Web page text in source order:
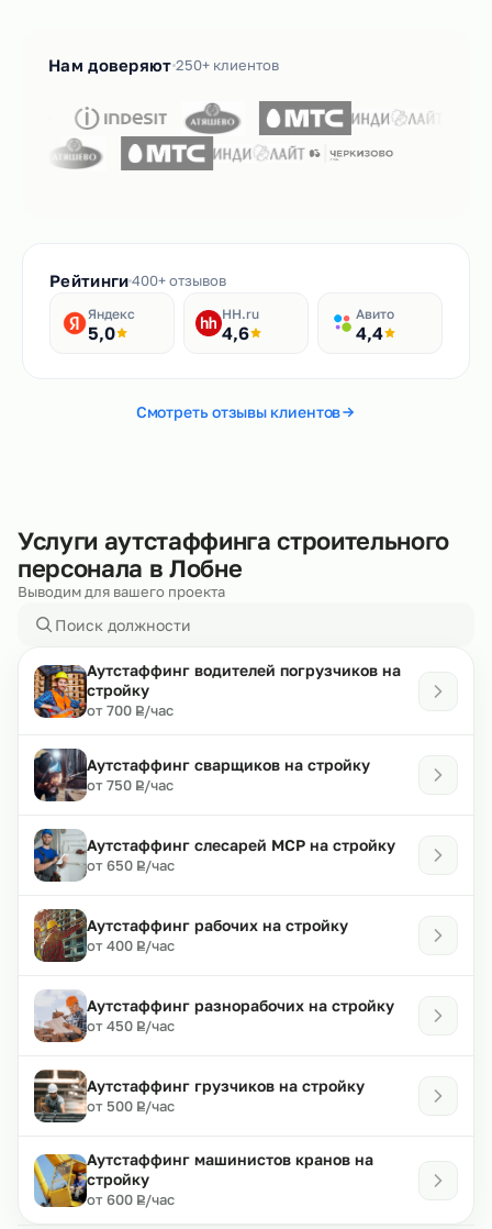
Нам доверяют 250+ клиентов
Рейтинги400+ отзывов
Яндекс
5,0
HH.ru
4,6
Авито
4,4
Смотреть отзывы клиентов
Услуги аутстаффинга строительного
персонала в Лобне
Выводим для вашего проекта
Аутстаффинг водителей погрузчиков на
стройку
от 700 ₽
Р/час
Аутстаффинг сварщиков на стройку
от 750 ₽
Р/час
Аутстаффинг слесарей МСР на стройку
от 650 ₽
Р/час
Аутстаффинг рабочих на стройку
от 400 ₽
Р/час
Аутстаффинг разнорабочих на стройку
от 450 ₽
Р/час
Аутстаффинг грузчиков на стройку
от 500 ₽
Р/час
Аутстаффинг машинистов кранов на
стройку
от 600 ₽
Р/час